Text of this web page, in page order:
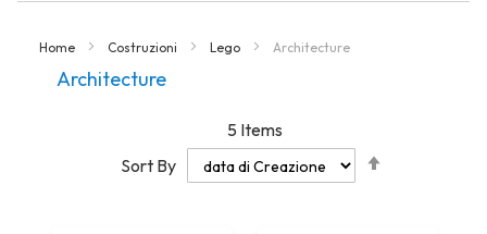
Home Costruzioni Lego Architecture
Architecture
5Items
Sort By